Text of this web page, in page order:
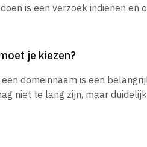
is een verzoek indienen en
je kiezen?
domeinnaam is een
niet te lang zijn, maar